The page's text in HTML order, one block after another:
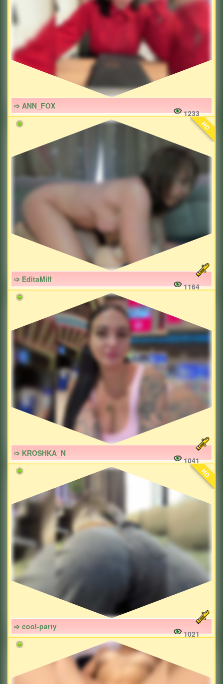
➩ ANN_FOX
1233
HD
➩ EditaMilf
1164
➩ KROSHKA_N
1041
HD
➩ cool-party
1021